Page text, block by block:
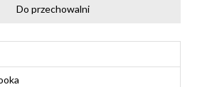
Do przechowalni